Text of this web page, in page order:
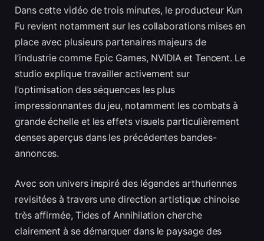
Dans cette vidéo de trois minutes, le producteur Kun
Fu revient notamment sur les collaborations mises en
place avec plusieurs partenaires majeurs de
l’industrie comme Epic Games, NVIDIA et Tencent. Le
studio explique travailler activement sur
l’optimisation des séquences les plus
impressionnantes du jeu, notamment les combats à
grande échelle et les effets visuels particulièrement
denses aperçus dans les précédentes bandes-
annonces.
Avec son univers inspiré des légendes arthuriennes
revisitées à travers une direction artistique chinoise
très affirmée, Tides of Annihilation cherche
clairement à se démarquer dans le paysage des